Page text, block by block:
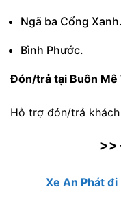
Ngã ba Cổng Xanh.
Bình Phước.
Đón/trả tại Buôn Mê
Hỗ trợ đón/trả
>>
Xe An Phát